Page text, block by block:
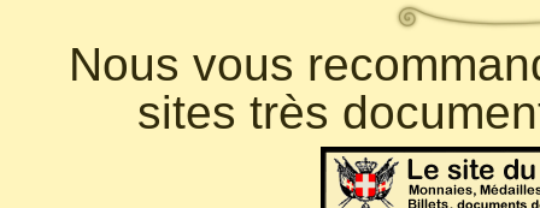
Nous vous
sites très